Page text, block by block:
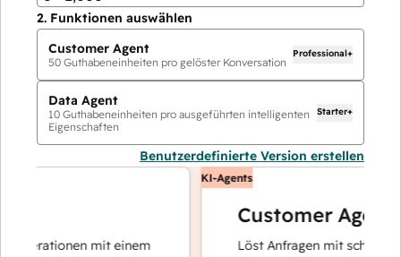
2. Funktionen auswählen
Customer Agent
50 Guthabeneinheiten pro gelöster Konversation
Professional+
Data Agent
10 Guthabeneinheiten pro ausgeführten intelligenten
Eigenschaften
Starter+
Benutzerdefinierte Version erstellen
mit einem
KI-Agents
Customer Agent
Löst Anfragen mit schnellen,